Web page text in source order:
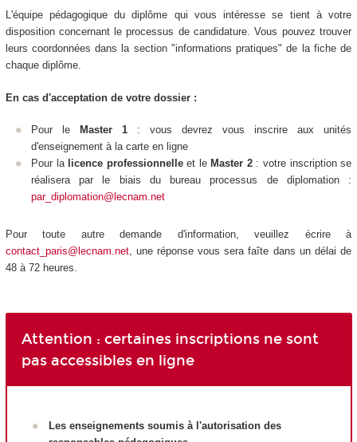
L'équipe pédagogique du diplôme qui vous intéresse se tient à votre
disposition concernant le processus de candidature. Vous pouvez trouver
leurs coordonnées dans la section "informations pratiques" de la fiche de
chaque diplôme.
En cas d'acceptation de votre dossier :
Pour le Master 1 : vous devrez vous inscrire aux unités
d'enseignement à la carte en ligne
Pour la licence professionnelleet le Master 2: votre inscription se
réalisera par le biais du bureau processus de diplomation :
par_diplomation@lecnam.net
Pour toute autre demande d'information, veuillez écrire à
contact_paris@lecnam.net, une réponse vous sera faîte dans un délai de
48 à 72 heures.
Attention : certaines inscriptions ne sont
pas accessibles en ligne
Les enseignements soumis à l'autorisation des